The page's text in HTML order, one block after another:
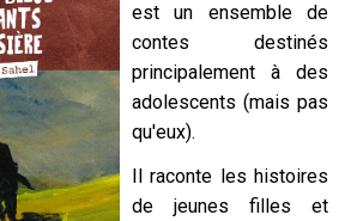
est un ensemble de
contes destinés
principalement à des
adolescents (mais pas
qu'eux).
Il raconte les histoires
de jeunes filles et